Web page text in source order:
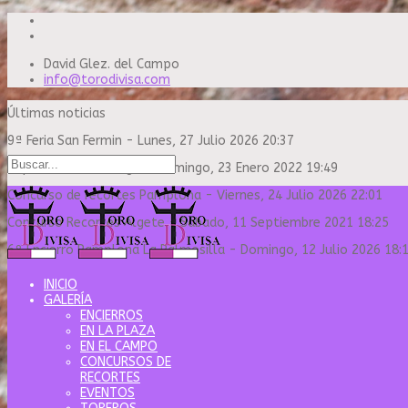
David Glez. del Campo
info@torodivisa.com
Últimas noticias
9ª Feria San Fermin - Lunes, 27 Julio 2026 20:37
Capea Sanse Domingo
Domingo, 23 Enero 2022 19:49
Concurso de recortes Pamplona - Viernes, 24 Julio 2026 22:01
Concurso Recortes Algete-Sábado, 11 Septiembre 2021 18:25
6º Encierro Pamplona La Palmosilla - Domingo, 12 Julio 2026
INICIO
GALERÍA
ENCIERROS
EN LA PLAZA
EN EL CAMPO
CONCURSOS DE
RECORTES
EVENTOS